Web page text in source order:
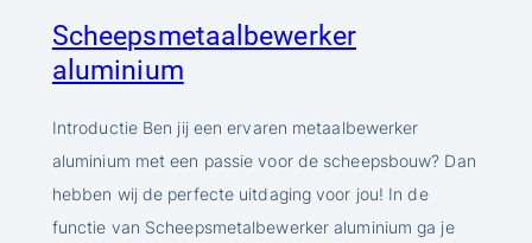
Scheepsmetaalbewerker
aluminium
Introductie Ben jij een ervaren metaalbewerker
aluminium met een passie voor de scheepsbouw? Dan
hebben wij de perfecte uitdaging voor jou! In de
functie van Scheepsmetalbewerker aluminium ga je